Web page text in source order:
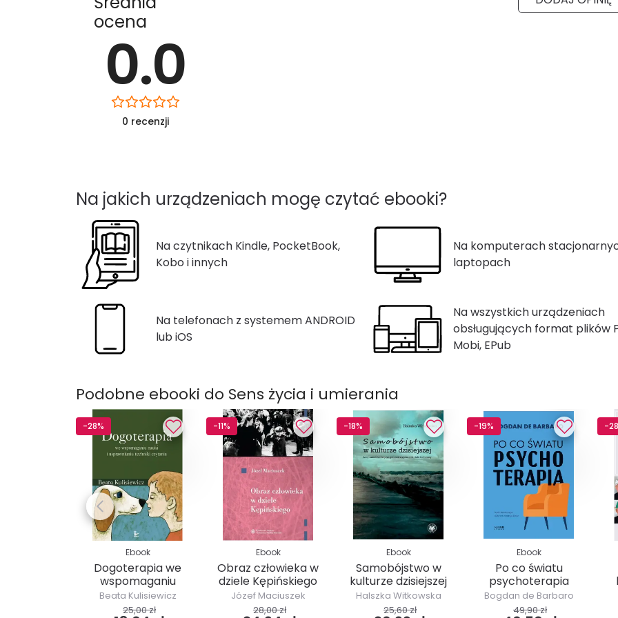
ocena
0.0
0 recenzji
Na jakich urządzeniach mogę czytać ebooki?
Na czytnikach Kindle, PocketBook,
Kobo i innych
Na komputerach
laptopach
Na telefonach z systemem ANDROID
lub iOS
Na wszystkich urządzeniach
obsługujących format plików
Mobi, EPub
Podobne ebooki do Sens życia i umierania
-28%
Ebook
Dogoterapia we
wspomaganiu
nauki i
usprawnianiu...
Beata Kulisiewicz
25,00 zł
-11%
Ebook
Obraz człowieka w
dziele Kępińskiego
Józef Maciuszek
28,00 zł
-18%
Ebook
Samobójstwo w
kulturze dzisiejszej
Halszka Witkowska
25,60 zł
-19%
Ebook
Po co światu
psychoterapia
Bogdan de Barbaro
49,90 zł
-